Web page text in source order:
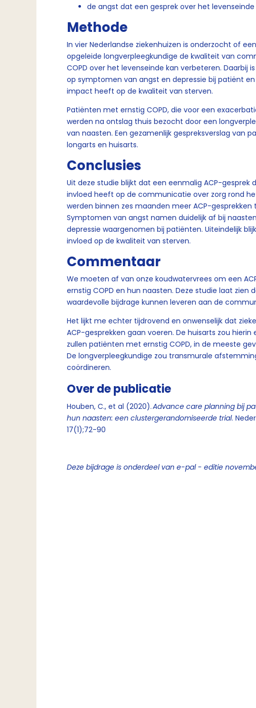
de angst dat een gesprek over het
Methode
In vier Nederlandse ziekenhuizen is onderzocht of
opgeleide longverpleegkundige de kwaliteit van
COPD over het levenseinde kan verbeteren. Daarbij
op symptomen van angst en depressie bij patiënt
impact heeft op de kwaliteit van sterven.
Patiënten met ernstig COPD, die voor een
werden na ontslag thuis bezocht door een
van naasten. Een gezamenlijk gespreksverslag van
longarts en huisarts.
Conclusies
Uit deze studie blijkt dat een eenmalig ACP-gesprek
invloed heeft op de communicatie over zorg rond
werden binnen zes maanden meer ACP-
Symptomen van angst namen duidelijk af bij
depressie waargenomen bij patiënten. Uiteindelijk
invloed op de kwaliteit van sterven.
Commentaar
We moeten af van onze koudwatervrees om een
ernstig COPD en hun naasten. Deze studie laat zien
waardevolle bijdrage kunnen leveren aan de
Het lijkt me echter tijdrovend en onwenselijk dat
ACP-gesprekken gaan voeren. De huisarts zou
zullen patiënten met ernstig COPD, in de meeste
De longverpleegkundige zou transmurale
coördineren.
Over de publicatie
Houben, C., et al (2020).Advance care planning bij
hun naasten: een clustergerandomiseerde trial.
17(1);72-90
Deze bijdrage is onderdeel van e-pal - editie